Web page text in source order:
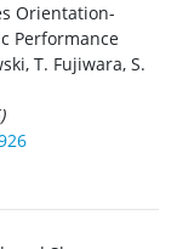
Orientation-
Performance
, T. Fujiwara, S.